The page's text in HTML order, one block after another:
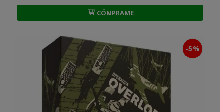
CÓMPRAME
-5 %